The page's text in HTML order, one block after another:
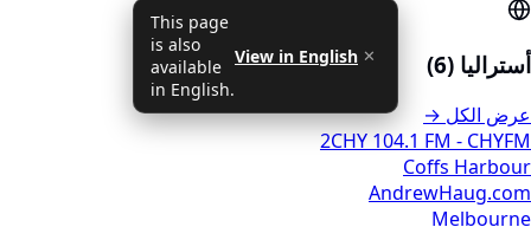
أستراليا (6)
عرض الكل →
2CHY 104.1 FM - CHYFM
Coffs Harbour
AndrewHaug.com
Melbourne
This page
is also
available
in English.
View in English ✕